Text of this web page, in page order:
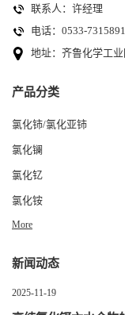
联系人：许经理
电话：0533-7315891
地址：齐鲁化学工业
产品分类
氯化铈/氯化亚铈
氯化镧
氯化钇
氯化铵
More
新闻动态
2025-11-19